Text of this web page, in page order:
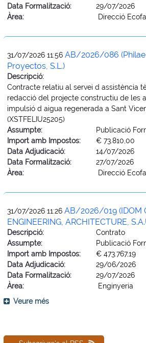
Data Formalització:
29/07/2026
Àrea:
Direcció
31/07/2026 11:56 AB/2026/086
Proyectos, S.L.)
Descripció:
Contracte relatiu al servei d assistència
redacció del projecte constructiu de les
impulsió d aigua regenerada a Sant
(XSTFELIU25205)
Assumpte:
Publicació
Import amb Impostos:
€ 73.810,00
Data Adjudicació:
14/07/2026
Data Formalització:
27/07/2026
Àrea:
Direcció
31/07/2026 11:26 AB/2026/019 (IDOM
ENGINEERING, ARCHITECTURE,
Descripció:
Contrato
Assumpte:
Publicació
Import amb Impostos:
€ 473.767,19
Data Adjudicació:
29/06/2026
Data Formalització:
29/07/2026
Àrea:
Enginyeria
Veure més